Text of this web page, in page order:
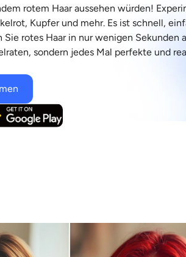
rotem Haar aussehen würden!
Kupfer und mehr. Es ist schnell,
Sie rotes Haar in nur wenigen Sekunden
sondern jedes Mal perfekte und